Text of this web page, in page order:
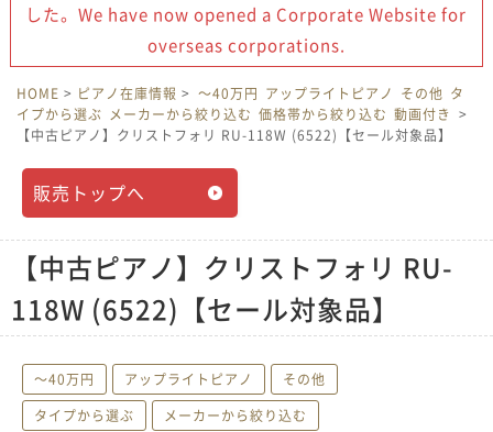
した。We have now opened a Corporate Website for
overseas corporations.
HOME > ピアノ在庫情報 > 〜40万円 アップライトピアノ その他 タ
イプから選ぶ メーカーから絞り込む 価格帯から絞り込む 動画付き >
【中古ピアノ】クリストフォリ RU-118W (6522)【セール対象品】
販売トップへ
【中古ピアノ】クリストフォリ RU-
118W (6522)【セール対象品】
〜40万円 アップライトピアノ
その他
タイプから選ぶ
メーカーから絞り込む